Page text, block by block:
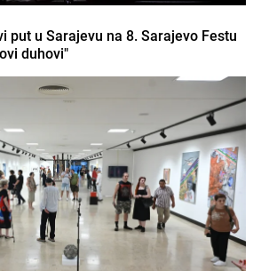
put u Sarajevu na 8. Sarajevo Festu
duhovi"